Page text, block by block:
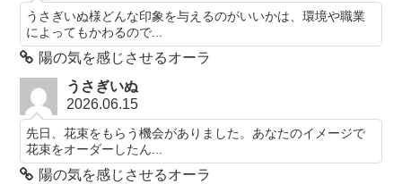
うさぎいぬ様どんな印象を与えるのがいいかは、環境や職業
によってもかわるので...
陽の気を感じさせるオーラ
うさぎいぬ
2026.06.15
先日、花束をもらう機会がありました。あなたのイメージで
花束をオーダーしたん...
陽の気を感じさせるオーラ